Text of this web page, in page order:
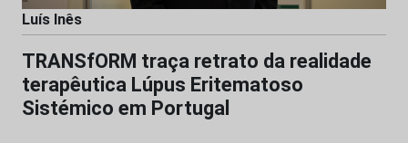
Luís Inês
TRANSfORM traça retrato da realidade
terapêutica Lúpus Eritematoso
Sistémico em Portugal